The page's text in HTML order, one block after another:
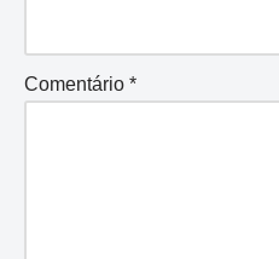
Comentário *